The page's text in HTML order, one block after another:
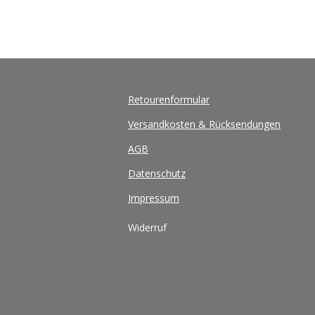
Retourenformular
Versandkosten & Rücksendungen
AGB
Datenschutz
Impressum
Widerruf